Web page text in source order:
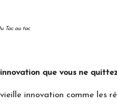
Tac au tac
que vous ne
innovation comme les